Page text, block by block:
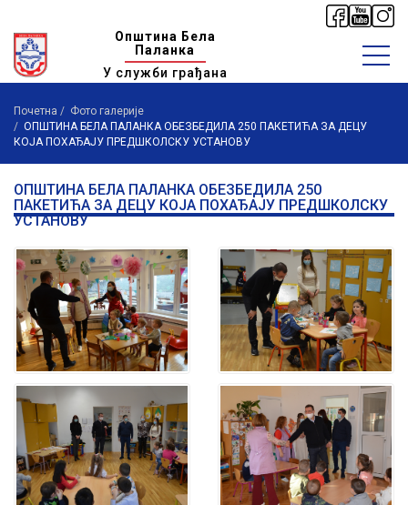
Општина Бела
Паланка
У служби грађана
Почетна
Фото галерије
ОПШТИНА БЕЛА ПАЛАНКА ОБЕЗБЕДИЛА 250 ПАКЕТИЋА ЗА ДЕЦУ
КОЈА ПОХАЂАЈУ ПРЕДШКОЛСКУ УСТАНОВУ
ОПШТИНА БЕЛА ПАЛАНКА ОБЕЗБЕДИЛА 250
ПАКЕТИЋА ЗА ДЕЦУ КОЈА ПОХАЂАЈУ ПРЕДШКОЛСКУ
УСТАНОВУ